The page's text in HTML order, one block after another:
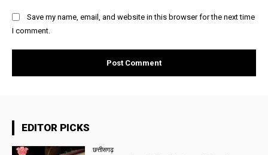
Save my name, email, and website in this browser for the next time
I comment.
EDITOR PICKS
छत्तीसगढ़